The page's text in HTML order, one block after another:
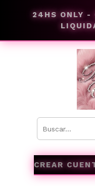
24HS ONLY -
CREAR